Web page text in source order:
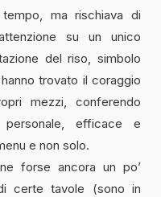
ma rischiava di
su un unico
del riso, simbolo
trovato il coraggio
mezzi, conferendo
personale, efficace e
e non solo.
forse ancora un po’
certe tavole (sono in